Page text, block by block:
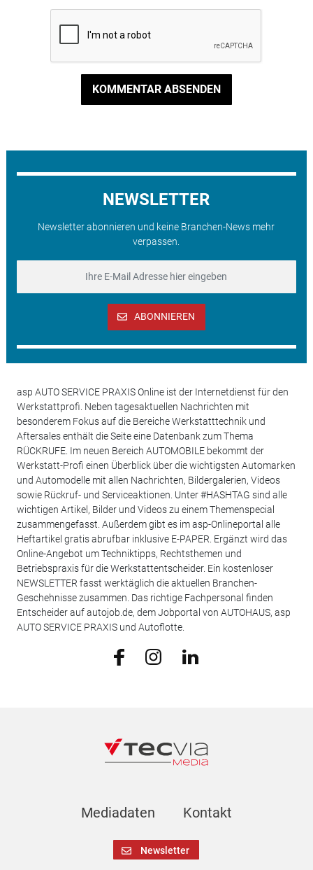
KOMMENTAR ABSENDEN
NEWSLETTER
Newsletter abonnieren und keine Branchen-News mehr
verpassen.
ABONNIEREN
asp AUTO SERVICE PRAXIS Online ist der Internetdienst für den
Werkstattprofi. Neben tagesaktuellen Nachrichten mit
besonderem Fokus auf die Bereiche Werkstatttechnik und
Aftersales enthält die Seite eine Datenbank zum Thema
RÜCKRUFE. Im neuen Bereich AUTOMOBILE bekommt der
Werkstatt-Profi einen Überblick über die wichtigsten Automarken
und Automodelle mit allen Nachrichten, Bildergalerien, Videos
sowie Rückruf- und Serviceaktionen. Unter #HASHTAG sind alle
wichtigen Artikel, Bilder und Videos zu einem Themenspecial
zusammengefasst. Außerdem gibt es im asp-Onlineportal alle
Heftartikel gratis abrufbar inklusive E-PAPER. Ergänzt wird das
Online-Angebot um Techniktipps, Rechtsthemen und
Betriebspraxis für die Werkstattentscheider. Ein kostenloser
NEWSLETTER fasst werktäglich die aktuellen Branchen-
Geschehnisse zusammen. Das richtige Fachpersonal finden
Entscheider auf autojob.de, dem Jobportal von AUTOHAUS, asp
AUTO SERVICE PRAXIS und Autoflotte.
Mediadaten Kontakt
Newsletter